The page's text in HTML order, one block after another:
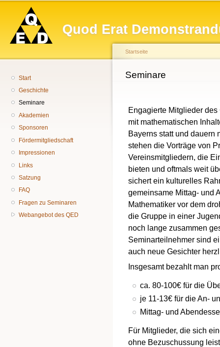
Quod Erat
Hauptmenü
Start
Geschichte
Seminare
Akademien
Sponsoren
Fördermitgliedschaft
Impressionen
Links
Satzung
FAQ
Fragen zu Seminaren
Webangebot des QED
Sie sind hier
Startseite
Seminare
Engagierte Mitglieder
mit mathematischen
Bayerns statt und dauern
stehen die Vorträge von
Vereinsmitgliedern, die
bieten und oftmals weit
sichert ein kulturelles
gemeinsame Mittag- und
Mathematiker vor dem
die Gruppe in einer
noch lange zusammen
Seminarteilnehmer sind
auch neue Gesichter
Insgesamt bezahlt man
ca. 80-100€ für die
je 11-13€ für die An-
Mittag- und
Für Mitglieder, die sich
ohne Bezuschussung